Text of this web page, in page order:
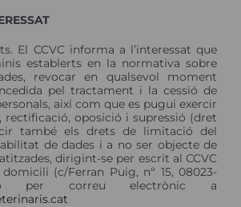
El CCVC informa a l’interessat que
establerts en la normativa sobre
revocar en qualsevol moment
pel tractament i la cessió de
així com que es pugui exercir
rectificació, oposició i supressió (dret
també els drets de limitació del
de dades i a no ser objecte de
dirigint-se per escrit al CCVC
(c/Ferran Puig, nº 15, 08023-
o per correu electrònic a